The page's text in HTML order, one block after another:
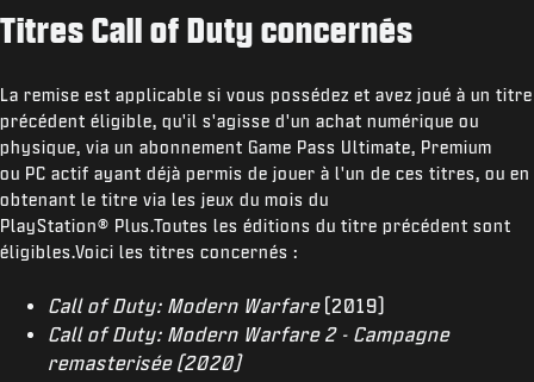
Titres Call of Duty concernés
La remise est applicable si vous possédez et avez joué à un titre
précédent éligible, qu'il s'agisse d'un achat numérique ou
physique, via un abonnement Game Pass Ultimate, Premium
ou PC actif ayant déjà permis de jouer à l'un de ces titres, ou en
obtenant le titre via les jeux du mois du
PlayStation® Plus.Toutes les éditions du titre précédent sont
éligibles.Voici les titres concernés :
Call of Duty: Modern Warfare(2019)
Call of Duty: Modern Warfare 2 - Campagne
remasterisée (2020)